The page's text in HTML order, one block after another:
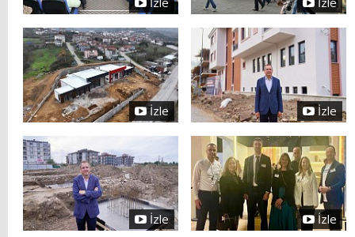
İzle İzle
İzle İzle